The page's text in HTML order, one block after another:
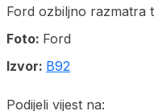
Ford ozbiljno razmatra
Foto: Ford
Izvor: B92
Podijeli vijest na: